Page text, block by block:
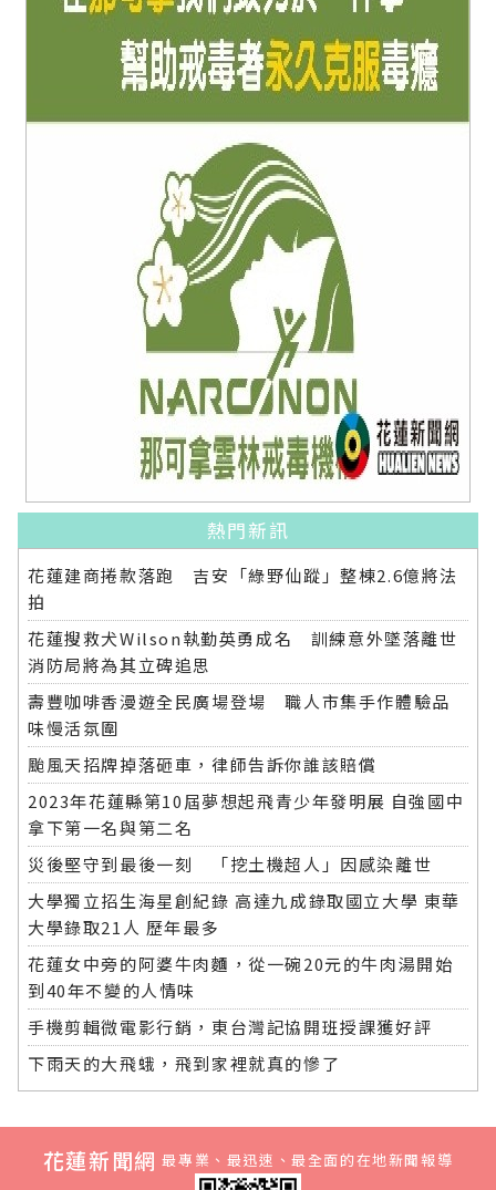
熱門新訊
花蓮建商捲款落跑 吉安「綠野仙蹤」整棟2.6億將法
拍
花蓮搜救犬Wilson執勤英勇成名 訓練意外墜落離世
消防局將為其立碑追思
壽豐咖啡香漫遊全民廣場登場 職人市集手作體驗品
味慢活氛圍
颱風天招牌掉落砸車，律師告訴你誰該賠償
2023年花蓮縣第10屆夢想起飛青少年發明展 自強國中
拿下第一名與第二名
災後堅守到最後一刻 「挖土機超人」因感染離世
大學獨立招生海星創紀錄 高達九成錄取國立大學 東華
大學錄取21人 歷年最多
花蓮女中旁的阿婆牛肉麵，從一碗20元的牛肉湯開始
到40年不變的人情味
手機剪輯微電影行銷，東台灣記協開班授課獲好評
下雨天的大飛蛾，飛到家裡就真的慘了
花蓮新聞網 最專業、最迅速、最全面的在地新聞報導